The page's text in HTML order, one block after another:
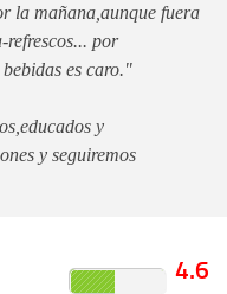
la mañana,aunque fuera
refrescos... por
es caro."
y
y seguiremos
4.6